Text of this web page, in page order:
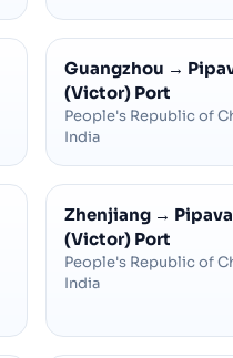
Guangzhou →
(Victor) Port
People's Republic of
India
Zhenjiang →
(Victor) Port
People's Republic of
India